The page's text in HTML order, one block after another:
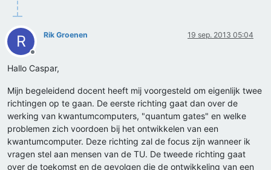
R
Offline
Rik Groenen 19 sep. 2013 05:04
Hallo Caspar,
Mijn begeleidend docent heeft mij voorgesteld om eigenlijk twee
richtingen op te gaan. De eerste richting gaat dan over de
werking van kwantumcomputers, "quantum gates" en welke
problemen zich voordoen bij het ontwikkelen van een
kwantumcomputer. Deze richting zal de focus zijn wanneer ik
vragen stel aan mensen van de TU. De tweede richting gaat
over de toekomst en de gevolgen die de ontwikkeling van een